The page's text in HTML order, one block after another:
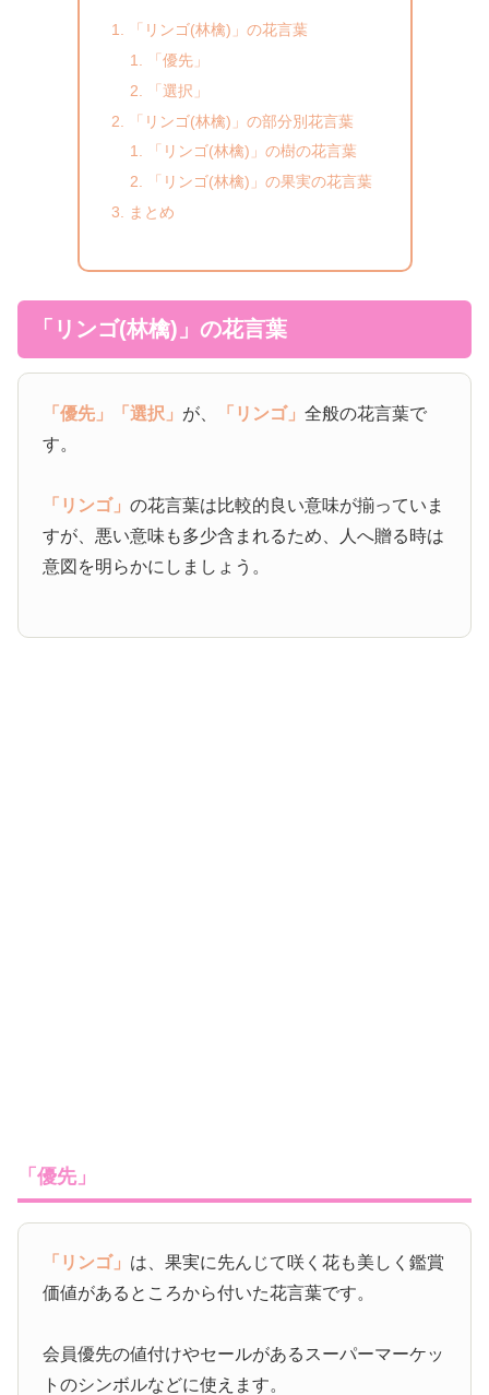
「リンゴ(林檎)」の花言葉
「優先」
「選択」
「リンゴ(林檎)」の部分別花言葉
「リンゴ(林檎)」の樹の花言葉
「リンゴ(林檎)」の果実の花言葉
まとめ
「リンゴ(林檎)」の花言葉
「優先」 「選択」 が、 「リンゴ」全般の花言葉で
す。
「リンゴ」の花言葉は比較的良い意味が揃っていま
すが、悪い意味も多少含まれるため、人へ贈る時は
意図を明らかにしましょう。
「優先」
「リンゴ」 は、果実に先んじて咲く花も美しく鑑賞
価値があるところから付いた花言葉です。
会員優先の値付けやセールがあるスーパーマーケッ
トのシンボルなどに使えます。